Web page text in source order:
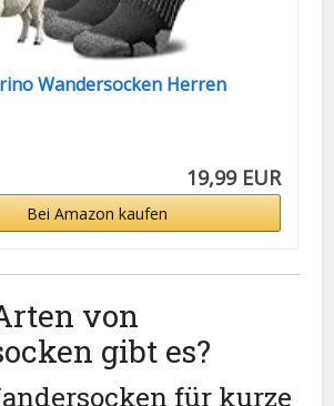
Wandersocken Herren
19,99 EUR
Bei Amazon kaufen
von
gibt es?
für kurze